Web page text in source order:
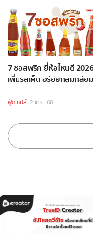
7 ซอสพริก ยี่ห้อไหนดี 2026
เพิ่มรสเผ็ด อร่อยกลมกล่อม
ฟู้ด ทิปส์ 2 เม.ย. 68